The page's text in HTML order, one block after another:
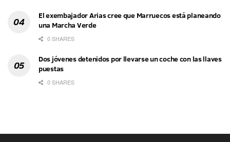
El exembajador Arias cree que Marruecos está planeando
una Marcha Verde
0 SHARES
Dos jóvenes detenidos por llevarse un coche con las llaves
puestas
0 SHARES